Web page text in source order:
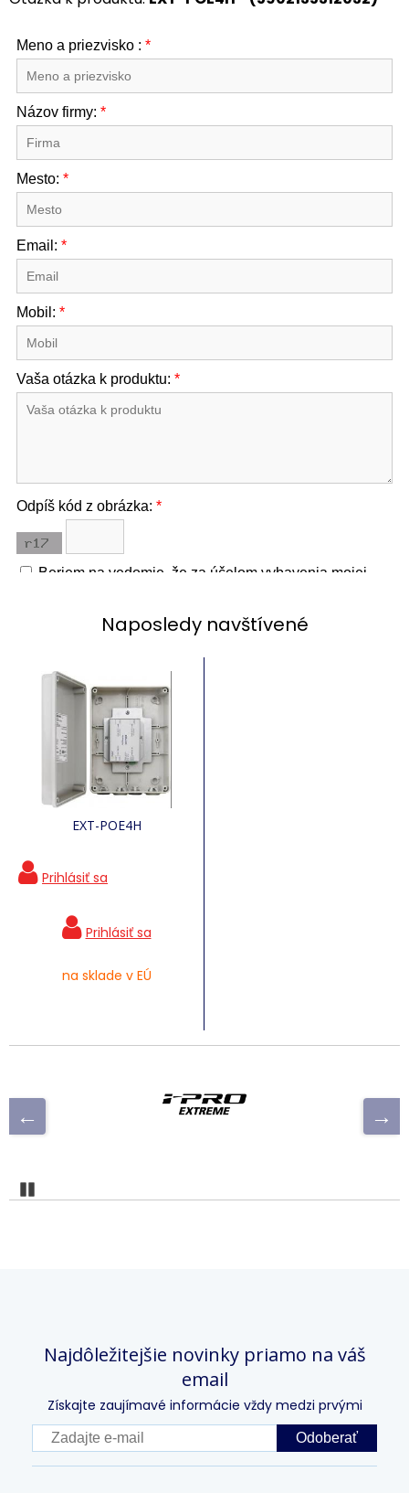
Naposledy navštívené
EXT-POE4H
na sklade v EÚ
Najdôležitejšie novinky priamo na váš
email
Získajte zaujímavé informácie vždy medzi prvými
Odoberať